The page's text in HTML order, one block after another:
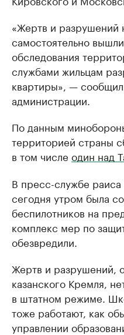
«Жертв и разрушений
самостоятельно
обследования
службами жильцам
квартиры», —
администрации.
По данным
территорией страны
в том числе один над
В пресс-службе
сегодня утром была
беспилотников на
комплекс мер по
обезвредили.
Жертв и разрушений,
казанского Кремля,
в штатном режиме.
тоже работают, как
управлении